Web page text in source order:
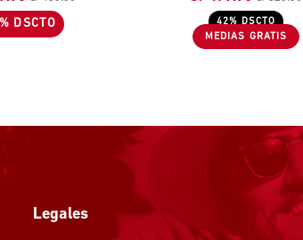
DSCTO 42% DSCTO
Legales